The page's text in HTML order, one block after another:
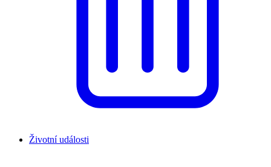
Životní události